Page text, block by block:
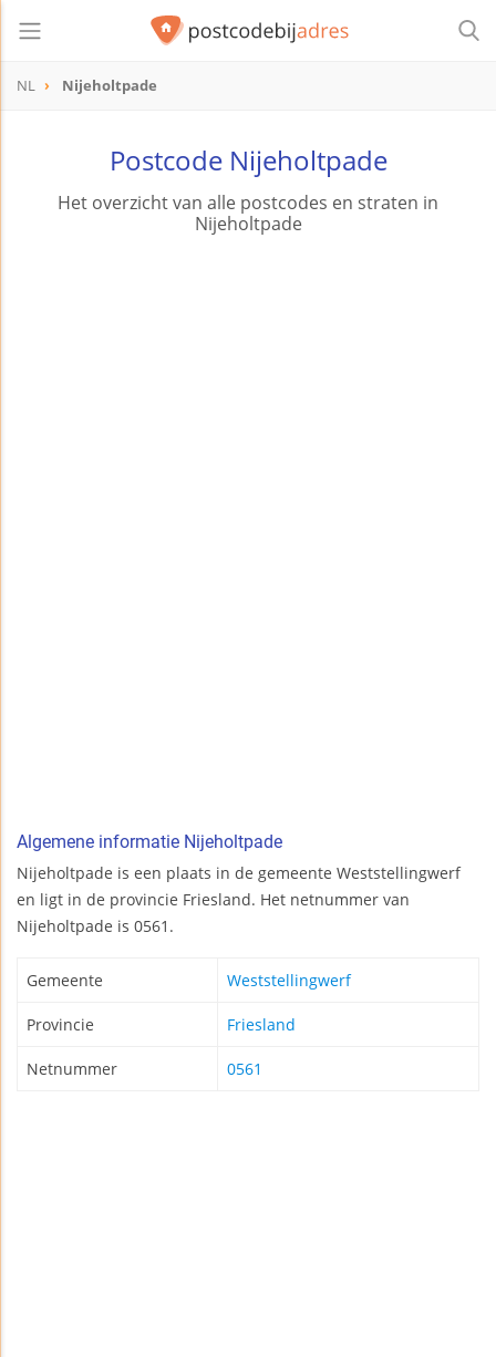
NL Nijeholtpade
Postcode Nijeholtpade
Het overzicht van alle postcodes en straten in
Nijeholtpade
Algemene informatie Nijeholtpade
Nijeholtpade is een plaats in de gemeente Weststellingwerf
en ligt in de provincie Friesland. Het netnummer van
Nijeholtpade is 0561.
Gemeente Weststellingwerf
Provincie Friesland
Netnummer 0561